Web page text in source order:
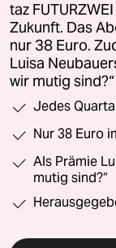
taz
Zukunft. Das
nur 38 Euro.
Luisa
wir mutig
Jedes
Nur 38 Euro
Als Prämie
mutig sind?“